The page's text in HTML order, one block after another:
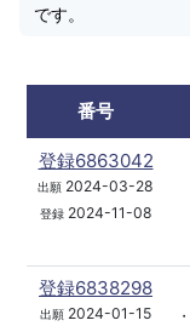
です。
番号
登録6863042
出願 2024-03-28
登録2024-11-08
登録6838298
出願 2024-01-15
・